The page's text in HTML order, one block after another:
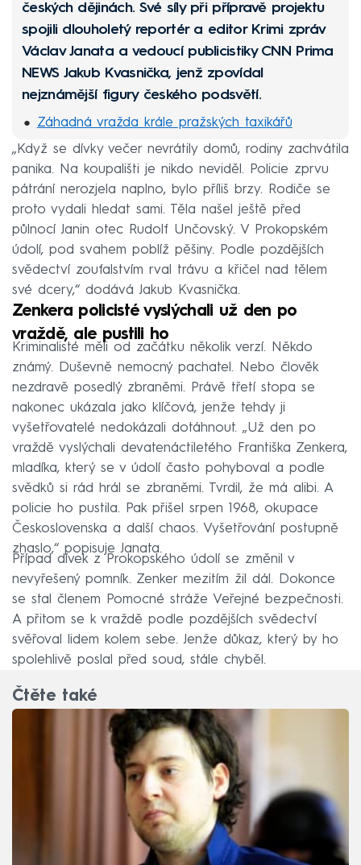
českých dějinách. Své síly při přípravě projektu
spojili dlouholetý reportér a editor Krimi zpráv
Václav Janata a vedoucí publicistiky CNN Prima
NEWS Jakub Kvasnička, jenž zpovídal
nejznámější figury českého podsvětí.
Záhadná vražda krále pražských taxikářů
Pětiletý Honzík věřil mámě ze všech nejvíc,
zavraždila ho
Václav otrávil exmanželce vodku, sváděl to na
metanol
Střelba v Protivíně: Dva policisté zemřeli, vraždil
manžel
Boxer Banongo šokoval Brno, upálil muže
zaživa v autě
„Když se dívky večer nevrátily domů, rodiny zachvátila
panika. Na koupališti je nikdo neviděl. Policie zprvu
pátrání nerozjela naplno, bylo příliš brzy. Rodiče se
proto vydali hledat sami. Těla našel ještě před
půlnocí Janin otec Rudolf Unčovský. V Prokopském
údolí, pod svahem poblíž pěšiny. Podle pozdějších
svědectví zoufalstvím rval trávu a křičel nad tělem
své dcery,“ dodává Jakub Kvasnička.
Zenkera policisté vyslýchali už den po
vraždě, ale pustili ho
Kriminalisté měli od začátku několik verzí. Někdo
známý. Duševně nemocný pachatel. Nebo člověk
nezdravě posedlý zbraněmi. Právě třetí stopa se
nakonec ukázala jako klíčová, jenže tehdy ji
vyšetřovatelé nedokázali dotáhnout. „Už den po
vraždě vyslýchali devatenáctiletého Františka Zenkera,
mladíka, který se v údolí často pohyboval a podle
svědků si rád hrál se zbraněmi. Tvrdil, že má alibi. A
policie ho pustila. Pak přišel srpen 1968, okupace
Československa a další chaos. Vyšetřování postupně
zhaslo,“ popisuje Janata.
Případ dívek z Prokopského údolí se změnil v
nevyřešený pomník. Zenker mezitím žil dál. Dokonce
se stal členem Pomocné stráže Veřejné bezpečnosti.
A přitom se k vraždě podle pozdějších svědectví
svěřoval lidem kolem sebe. Jenže důkaz, který by ho
spolehlivě poslal před soud, stále chyběl.
Čtěte také